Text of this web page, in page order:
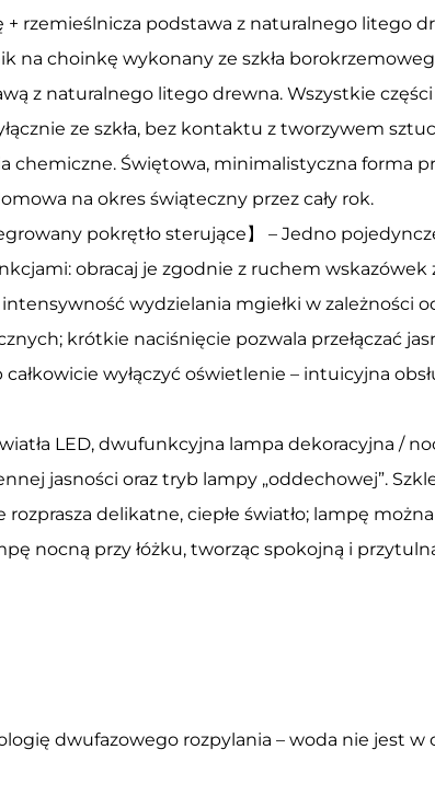
+ rzemieślnicza podstawa z naturalnego litego
na choinkę wykonany ze szkła
z naturalnego litego drewna. Wszystkie
ze szkła, bez kontaktu z tworzywem
chemiczne. Świętowa, minimalistyczna forma
na okres świąteczny przez cały rok.
pokrętło sterujące】 – Jedno
obracaj je zgodnie z ruchem wskazówek
wydzielania mgiełki w zależności
krótkie naciśnięcie pozwala przełączać
wyłączyć oświetlenie – intuicyjna
LED, dwufunkcyjna lampa dekoracyjna /
jasności oraz tryb lampy „oddechowej”.
delikatne, ciepłe światło; lampę
nocną przy łóżku, tworząc spokojną i
dwufazowego rozpylania – woda nie jest w